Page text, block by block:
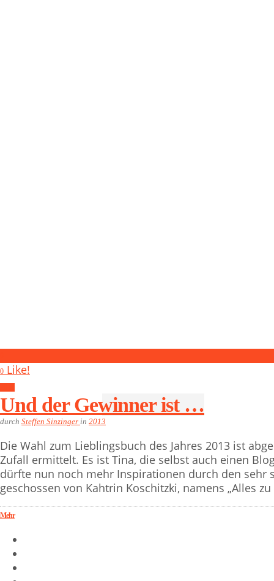
0 Like!
Und der Gewinner ist …
durch Steffen Sinzinger in 2013
Die Wahl zum Lieblingsbuch des Jahres 2013 ist
Zufall ermittelt. Es ist Tina, die selbst auch einen
dürfte nun noch mehr Inspirationen durch den sehr
geschossen von Kahtrin Koschitzki, namens „Alles zu
Mehr